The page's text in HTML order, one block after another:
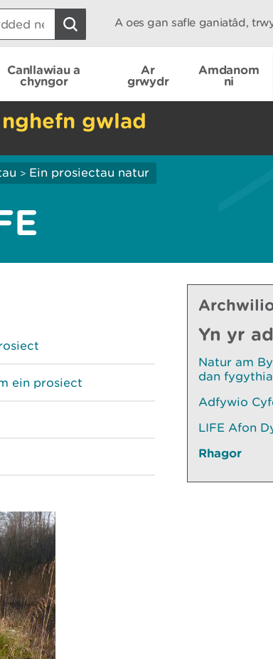
A oes gan safle ganiatâd,
Canllawiau a
chyngor
Ar
grwydr
Amdanom
ni
gwlad
> Ein prosiectau natur
ein prosiect
Yn yr
Natur am
dan
Adfywio
LIFE Afon
Rhagor